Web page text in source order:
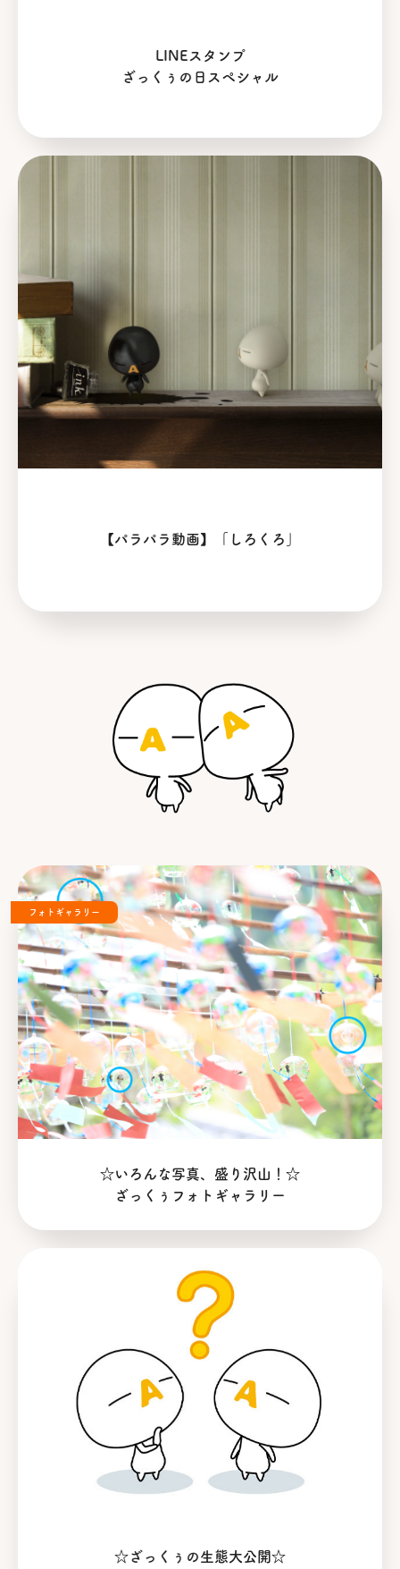
LINEスタンプ
ざっくぅの日スペシャル
【パラパラ動画】「しろくろ」
フォトギャラリー
☆いろんな写真、盛り沢山！☆
ざっくぅフォトギャラリー
☆ざっくぅの生態大公開☆